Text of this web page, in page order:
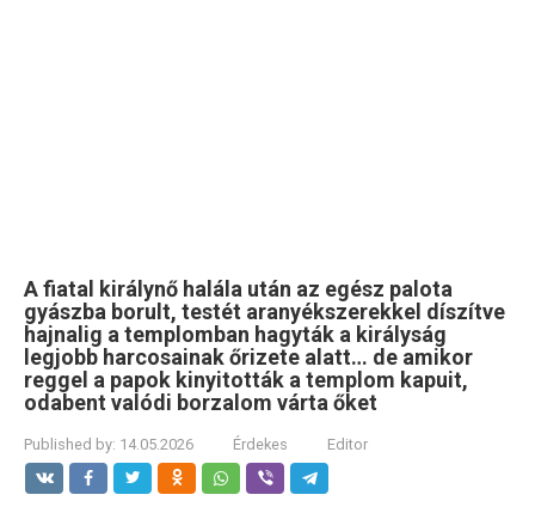
A fiatal királynő halála után az egész palota
gyászba borult, testét aranyékszerekkel díszítve
hajnalig a templomban hagyták a királyság
legjobb harcosainak őrizete alatt… de amikor
reggel a papok kinyitották a templom kapuit,
odabent valódi borzalom várta őket
Published by: 14.05.2026 Érdekes Editor